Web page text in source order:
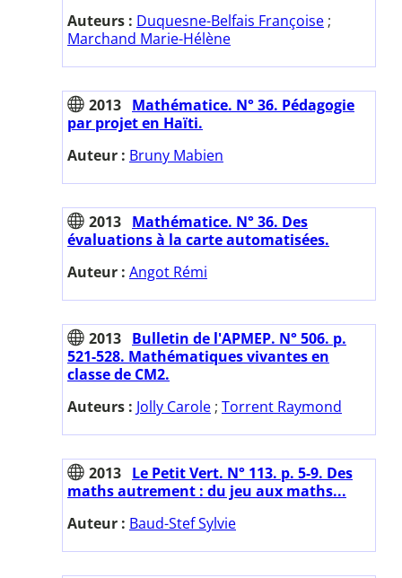
Auteurs : Duquesne-Belfais Françoise ;
Marchand Marie-Hélène
2013 Mathématice. N° 36. Pédagogie
par projet en Haïti.
Auteur : Bruny Mabien
2013 Mathématice. N° 36. Des
évaluations à la carte automatisées.
Auteur : Angot Rémi
2013 Bulletin de l'APMEP. N° 506. p.
521-528. Mathématiques vivantes en
classe de CM2.
Auteurs : Jolly Carole ; Torrent Raymond
2013 Le Petit Vert. N° 113. p. 5-9. Des
maths autrement : du jeu aux maths...
Auteur : Baud-Stef Sylvie